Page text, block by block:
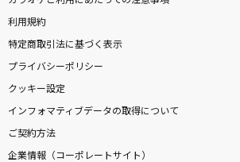
利用規約
特定商取引法に基づく表示
プライバシーポリシー
クッキー設定
インフォマティブデータの取得について
ご契約方法
企業情報（コーポレートサイト）